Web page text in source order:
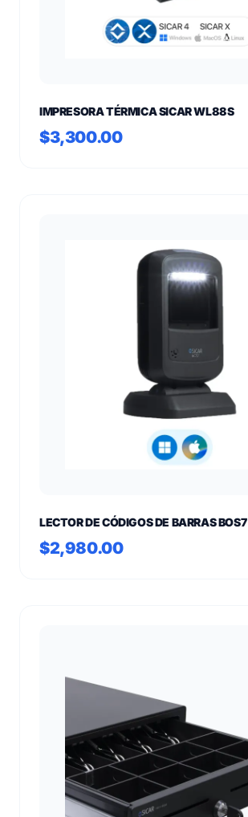
IMPRESORA TÉRMICA SICAR WL88S
$3,300.00
LECTOR DE CÓDIGOS DE BARRAS BOS7
$2,980.00